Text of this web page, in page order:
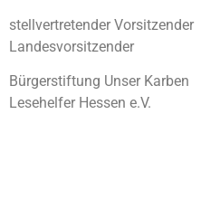
stellvertretender
Landesvorsitzender
Bürgerstiftung Unser
Lesehelfer Hessen e.V.